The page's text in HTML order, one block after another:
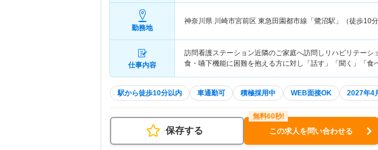
勤務地
神奈川県 川崎市宮前区 東急田園都市線「鷺沼駅」（徒歩10分
仕事内容
訪問看護ステーション近隣のご家庭へ訪問しリハビリテーシ
食・嚥下機能に困難を抱える方に対し「話す」「聞く」「
駅から徒歩10分以内 車通勤可 積極採用中 WEB面接OK 2027年4
保存する この求人を問い合わせる